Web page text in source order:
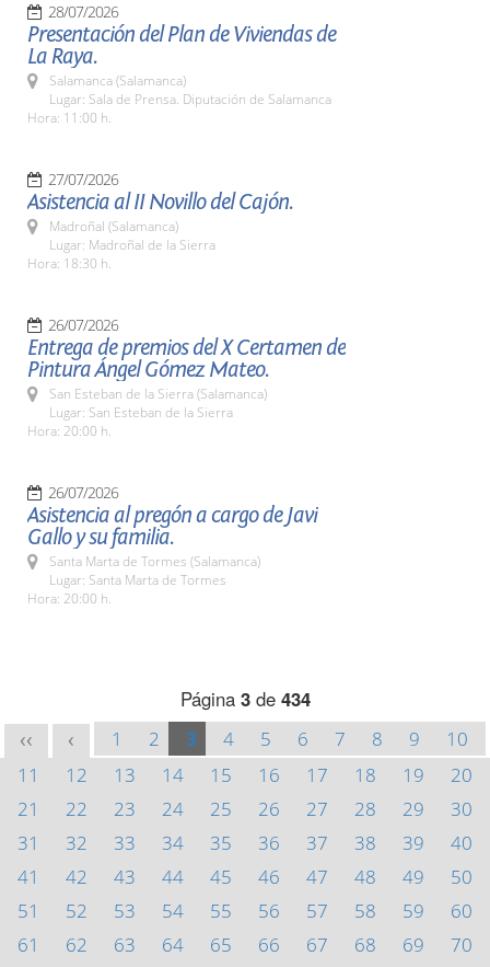
28/07/2026
Presentación del Plan de Viviendas de
La Raya.
Salamanca (Salamanca)
Lugar: Sala de Prensa. Diputación de Salamanca
Hora: 11:00 h.
27/07/2026
Asistencia al II Novillo del Cajón.
Madroñal (Salamanca)
Lugar: Madroñal de la Sierra
Hora: 18:30 h.
26/07/2026
Entrega de premios del X Certamen de
Pintura Ángel Gómez Mateo.
San Esteban de la Sierra (Salamanca)
Lugar: San Esteban de la Sierra
Hora: 20:00 h.
26/07/2026
Asistencia al pregón a cargo de Javi
Gallo y su familia.
Santa Marta de Tormes (Salamanca)
Lugar: Santa Marta de Tormes
Hora: 20:00 h.
Página 3de 434
<< < 1 2 3 4 5 6 7 8 9
10
11
12 13 14 15 16 17 18 19
20
21
22 23 24 25 26 27 28 29
30
31
32 33 34 35 36 37 38 39
40
41
42 43 44 45 46 47 48 49
50
51
52 53 54 55 56 57 58 59
60
61
62 63 64 65 66 67 68 69
70